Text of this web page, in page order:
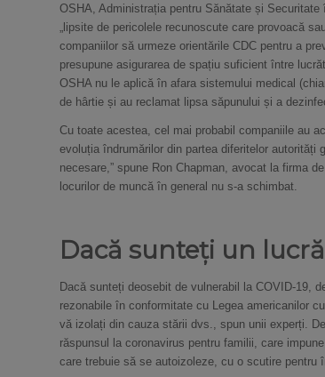
OSHA, Administrația pentru Sănătate și
„lipsite de pericolele recunoscute care provoacă
companiilor să urmeze orientările CDC pentru a
presupune asigurarea de spațiu suficient între
OSHA nu le aplică în afara sistemului medical
de hârtie și au reclamat lipsa săpunului și a
Cu toate acestea, cel mai probabil companiile au
evoluția îndrumărilor din partea diferitelor
necesare,” spune Ron Chapman, avocat la firma
locurilor de muncă în general nu s-a schimbat.
Dacă sunteți un
Dacă sunteți deosebit de vulnerabil la COVID-19,
rezonabile în conformitate cu Legea americanilor
vă izolați din cauza stării dvs., spun unii experți.
răspunsul la coronavirus pentru familii, care
care trebuie să se autoizoleze, cu o scutire pentru